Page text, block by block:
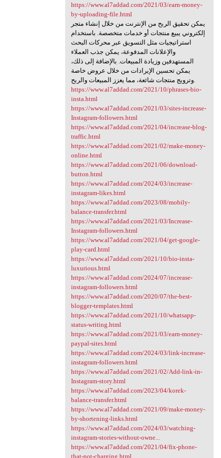
https://www.al7addad.com/2021/03/earn-money-
by-uploading-file.html
يمكن تحقيق الربح من الإنترنت من خلال إنشاء متجر
إلكتروني يبيع منتجات أو خدمات متخصصة. باستخدام
استراتيجيات مثل التسويق عبر محركات البحث
والإعلانات المدفوعة، يمكن جذب العملاء
المستهدفين وزيادة المبيعات. بالإضافة إلى ذلك،
يمكن تحسين الإيرادات من خلال عروض خاصة
وترويج منتجات شائعة، مما يعزز المبيعات والربح.
https://www.al7addad.com/2021/10/phrases-bio-
insta.html
https://www.al7addad.com/2021/03/sites-increase-
Instagram-followers.html
https://www.al7addad.com/2021/04/increase-blog-
traffic.html
https://www.al7addad.com/2021/02/make-money-
online.html
https://www.al7addad.com/2021/06/download-
button.html
https://www.al7addad.com/2024/03/increase-
instagram-likes.html
https://www.al7addad.com/2023/08/mobily-
balance-transfer.html
https://www.al7addad.com/2021/03/Increase-
Instagram-followers.html
https://www.al7addad.com/2021/04/get-google-
play-card.html
https://www.al7addad.com/2021/10/bio-insta-
luxurious.html
https://www.al7addad.com/2024/07/increase-
instagram-followers.html
https://www.al7addad.com/2020/07/the-best-
blogger-templates.html
https://www.al7addad.com/2021/10/whatsapp-
status-writing.html
https://www.al7addad.com/2021/03/earn-money-
paypal-sites.html
https://www.al7addad.com/2024/03/link-increase-
instagram-followers.html
https://www.al7addad.com/2021/02/Add-link-in-
Instagram-story.html
https://www.al7addad.com/2023/04/korek-
balance-transfer.html
https://www.al7addad.com/2021/09/make-money-
by-shortening-links.html
https://www.al7addad.com/2024/03/watching-
instagram-stories-without-owne...
https://www.al7addad.com/2021/04/fix-phone-
that-not-charging.html